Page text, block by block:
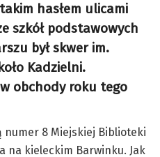
hasłem ulicami
szkół podstawowych
był skwer im.
Kadzielni.
obchody roku tego
numer 8 Miejskiej Biblioteki
na kieleckim Barwinku. Jak